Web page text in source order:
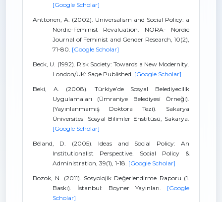
[Google Scholar]
Anttonen, A. (2002). Universalism and Social Policy: a
Nordic-Feminist Revaluation. NORA- Nordic
Journal of Feminist and Gender Research, 10(2),
71-80. [Google Scholar]
Beck, U. (1992). Risk Society: Towards a New Modernity.
London/UK: Sage Published. [Google Scholar]
Beki, A. (2008). Türkiye’de Sosyal Belediyecilik
Uygulamaları (Ümraniye Belediyesi Örneği).
(Yayınlanmamış Doktora Tezi). Sakarya
Üniversitesi Sosyal Bilimler Enstitüsü, Sakarya.
[Google Scholar]
Béland, D. (2005). Ideas and Social Policy: An
Institutionalist Perspective. Social Policy &
Administration, 39(1), 1-18. [Google Scholar]
Bozok, N. (2011). Sosyolojik Değerlendirme Raporu (1.
Baskı). İstanbul: Boyner Yayınları. [Google
Scholar]